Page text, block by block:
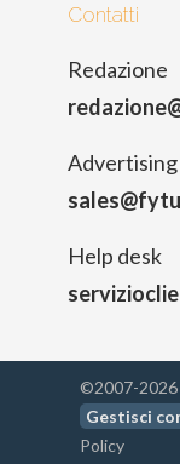
Contatti
Redazione
Advertising
Help desk
©2007-2026
Gestisci
Policy